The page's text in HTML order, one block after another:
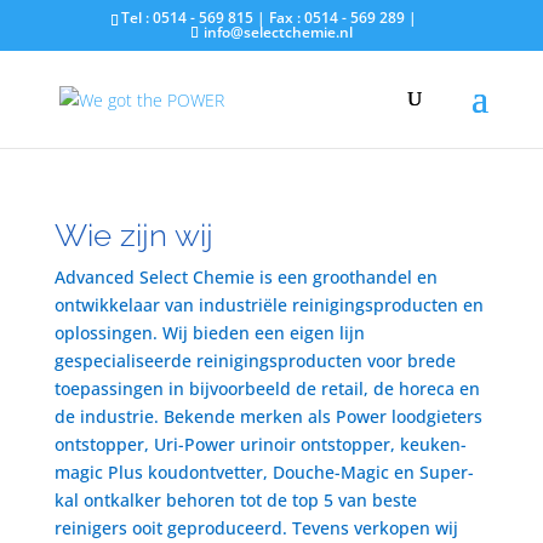
Tel : 0514 - 569 815 | Fax : 0514 - 569 289 |
info@selectchemie.nl
Wie zijn wij
Advanced Select Chemie is een groothandel en
ontwikkelaar van industriële reinigingsproducten en
oplossingen. Wij bieden een eigen lijn
gespecialiseerde reinigingsproducten voor brede
toepassingen in bijvoorbeeld de retail, de horeca en
de industrie. Bekende merken als Power loodgieters
ontstopper, Uri-Power urinoir ontstopper, keuken-
magic Plus koudontvetter, Douche-Magic en Super-
kal ontkalker behoren tot de top 5 van beste
reinigers ooit geproduceerd. Tevens verkopen wij